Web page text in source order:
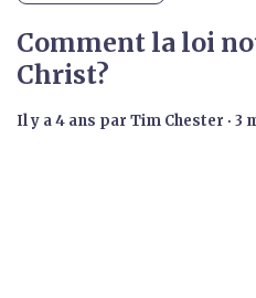
Comment la loi
Christ?
il y a 4 ans par Tim Chester ∙ 3